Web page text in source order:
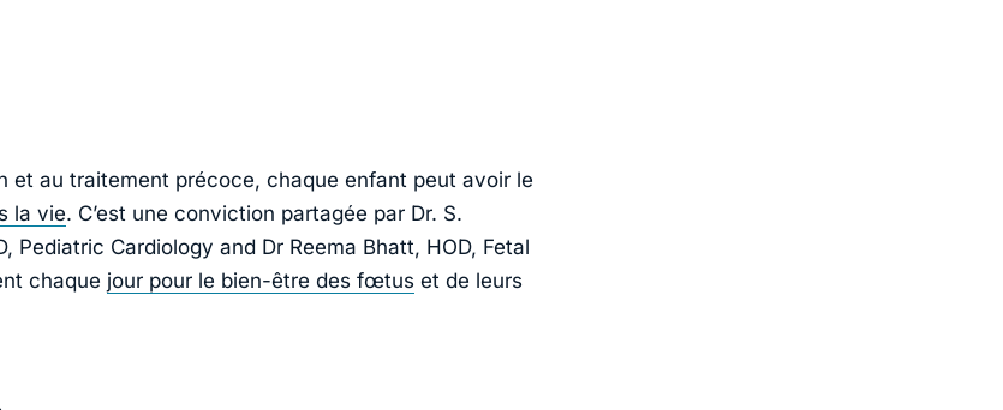
et au traitement précoce, chaque enfant peut avoir le
la vie. C’est une conviction partagée par Dr. S.
Pediatric Cardiology and Dr Reema Bhatt, HOD, Fetal
chaque jour pour le bien-être des fœtus et de leurs